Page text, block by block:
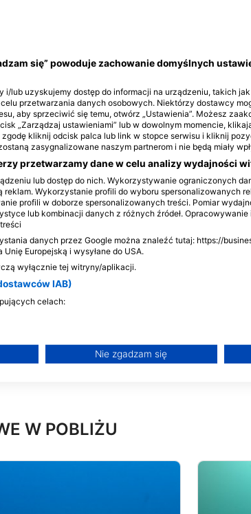
to miejsce nurkowe
Reef Rangers Ukulhas
Vashaamagu, 09030 A.A Ukulhas,
W POBLIŻU
się” powoduje zachowanie domyślnych
i/lub uzyskujemy dostęp do informacji na urządzeniu, takich
przetwarzania danych osobowych. Niektórzy dostawcy
aby sprzeciwić się temu, otwórz „Ustawienia”. Możesz
„Zarządzaj ustawieniami” lub w dowolnym momencie,
kliknij odcisk palca lub link w stopce serwisu i kliknij
zasygnalizowane naszym partnerom i nie będą miały
przetwarzamy dane w celu analizy wydajności
lub dostęp do nich. Wykorzystywanie ograniczonych
Wykorzystanie profili do wyboru spersonalizowanych
profili w doborze spersonalizowanych treści. Pomiar
lub kombinacji danych z różnych źródeł.
danych przez Google można znaleźć tutaj: https://
Europejską i wysyłane do USA.
wyłącznie tej witryny/aplikacji.
IAB)
celach:
danych do wyboru reklam
spersonalizowanych reklam
Nie zgadzam się